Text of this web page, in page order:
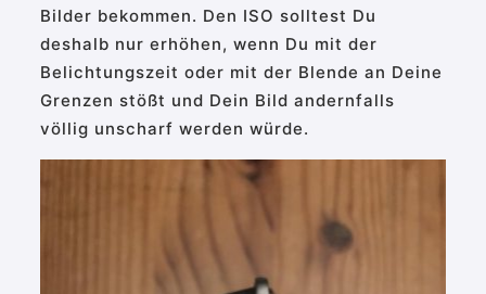
Bilder bekommen. Den ISO solltest Du
deshalb nur erhöhen, wenn Du mit der
Belichtungszeit oder mit der Blende an Deine
Grenzen stößt und Dein Bild andernfalls
völlig unscharf werden würde.